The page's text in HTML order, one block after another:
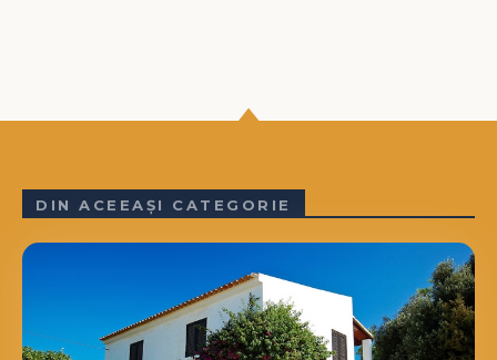
DIN ACEEAȘI CATEGORIE